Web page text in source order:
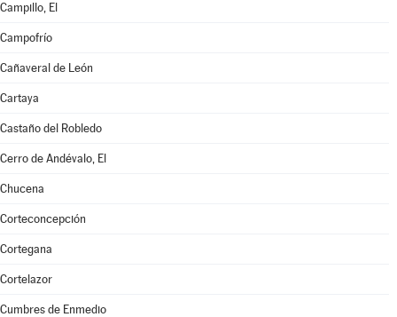
Campillo, El
Campofrío
Cañaveral de León
Cartaya
Castaño del Robledo
Cerro de Andévalo, El
Chucena
Corteconcepción
Cortegana
Cortelazor
Cumbres de Enmedio